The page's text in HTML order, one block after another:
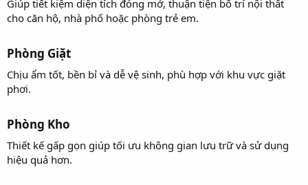
Giúp tiết kiệm diện tích đóng mở, thuận tiện bố trí nội thất
cho căn hộ, nhà phố hoặc phòng trẻ em.
Phòng Giặt​
Chịu ẩm tốt, bền bỉ và dễ vệ sinh, phù hợp với khu vực giặt
phơi.
Phòng Kho​
Thiết kế gấp gọn giúp tối ưu không gian lưu trữ và sử dụng
hiệu quả hơn.